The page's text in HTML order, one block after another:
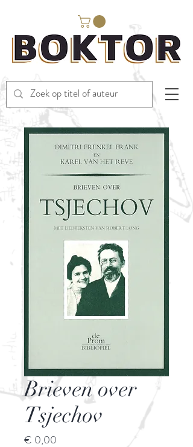
Brieven over
Tsjechov
€ 0,00